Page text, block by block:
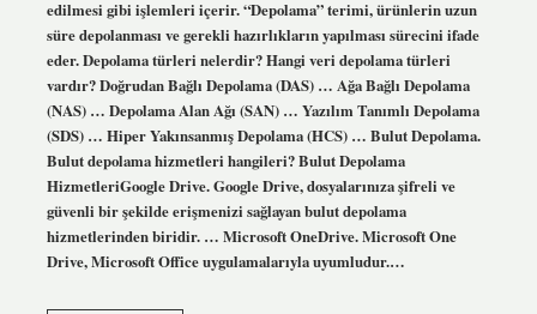
edilmesi gibi işlemleri içerir. “Depolama” terimi, ürünlerin uzun
süre depolanması ve gerekli hazırlıkların yapılması sürecini ifade
eder. Depolama türleri nelerdir? Hangi veri depolama türleri
vardır? Doğrudan Bağlı Depolama (DAS) … Ağa Bağlı Depolama
(NAS) … Depolama Alan Ağı (SAN) … Yazılım Tanımlı Depolama
(SDS) … Hiper Yakınsanmış Depolama (HCS) … Bulut Depolama.
Bulut depolama hizmetleri hangileri? Bulut Depolama
HizmetleriGoogle Drive. Google Drive, dosyalarınıza şifreli ve
güvenli bir şekilde erişmenizi sağlayan bulut depolama
hizmetlerinden biridir. … Microsoft OneDrive. Microsoft One
Drive, Microsoft Office uygulamalarıyla uyumludur.…